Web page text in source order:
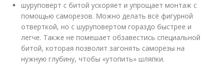
шуруповерт с битой ускоряет и упрощает монтаж с
помощью саморезов. Можно делать всё фигурной
отверткой, но с шуруповертом гораздо быстрее и
легче. Также не помешает обзавестись специальной
битой, которая позволит загонять саморезы на
нужную глубину, чтобы «утопить» шляпки.